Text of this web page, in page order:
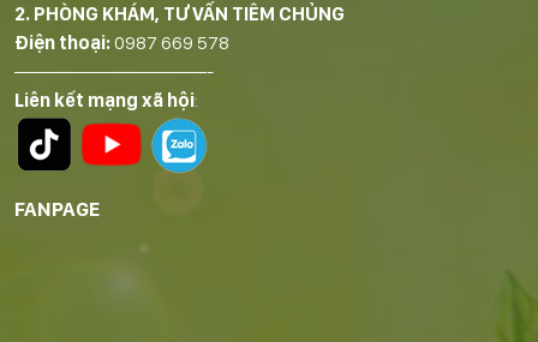
2. PHÒNG KHÁM, TƯ VẤN TIÊM CHỦNG
Điện thoại:0987 669 578
——————————-
Liên kết mạng xã hội:
FANPAGE